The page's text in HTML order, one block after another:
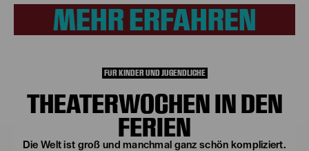
MEHR ERFAHREN
FÜR KINDER UND JUGENDLICHE
THEATERWOCHEN IN DEN
FERIEN
Die Welt ist groß und manchmal ganz schön kompliziert.